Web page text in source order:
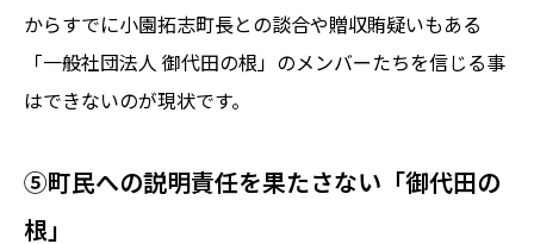
からすでに小園拓志町長との談合や贈収賄疑いもある
「一般社団法人 御代田の根」のメンバーたちを信じる事
はできないのが現状です。
⑤町民への説明責任を果たさない「御代田の
根」